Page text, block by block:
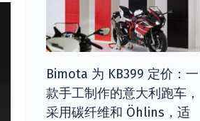
Bimota 为 KB399 定价：一
款手工制作的意大利跑车，
采用碳纤维和 Öhlins，适